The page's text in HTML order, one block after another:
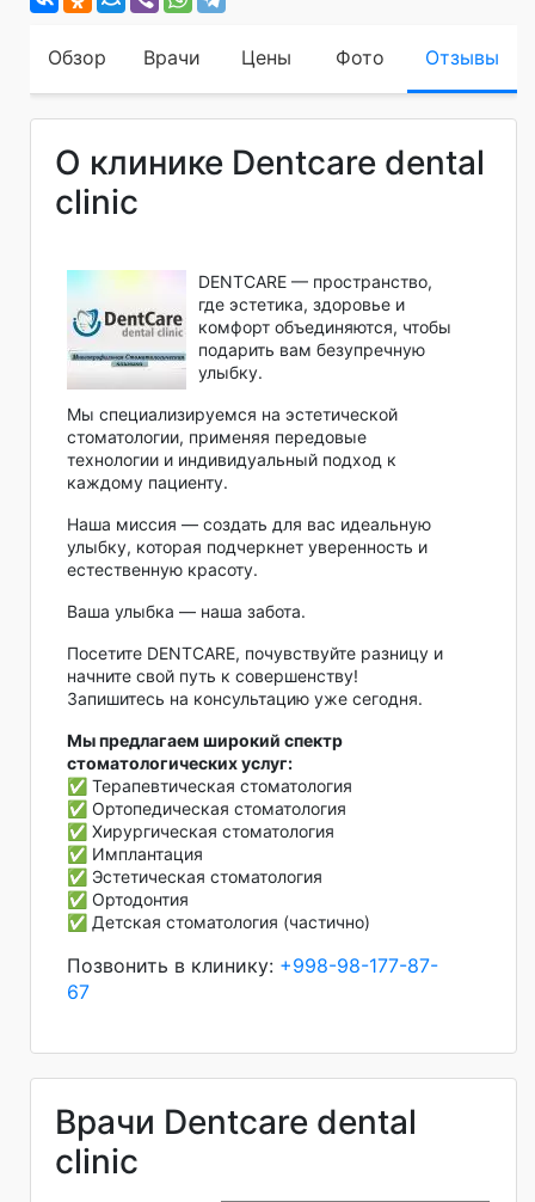
Обзор Врачи Цены Фото Отзывы
О клинике Dentcare dental
clinic
DENTCARE — пространство,
где эстетика, здоровье и
комфорт объединяются, чтобы
подарить вам безупречную
улыбку.
Мы специализируемся на эстетической
стоматологии, применяя передовые
технологии и индивидуальный подход к
каждому пациенту.
Наша миссия — создать для вас идеальную
улыбку, которая подчеркнет уверенность и
естественную красоту.
Ваша улыбка — наша забота.
Посетите DENTCARE, почувствуйте разницу и
начните свой путь к совершенству!
Запишитесь на консультацию уже сегодня.
Мы предлагаем широкий спектр
стоматологических услуг:
✅ Терапевтическая стоматология
✅ Ортопедическая стоматология
✅ Хирургическая стоматология
✅ Имплантация
✅ Эстетическая стоматология
✅ Ортодонтия
✅ Детская стоматология (частично)
Позвонить в клинику: +998-98-177-87-
67
Врачи Dentcare dental
clinic